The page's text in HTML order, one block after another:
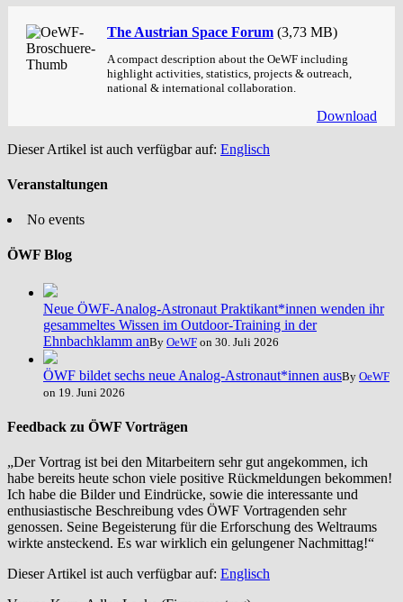
The Austrian Space Forum (3,73 MB)
A compact description about the OeWF including
highlight activities, statistics, projects & outreach,
national & international collaboration.
Download
Dieser Artikel ist auch verfügbar auf: Englisch
Veranstaltungen
No events
ÖWF Blog
Neue ÖWF-Analog-Astronaut Praktikant*innen wenden ihr
gesammeltes Wissen im Outdoor-Training in der
Ehnbachklamm anBy OeWF on 30. Juli 2026
ÖWF bildet sechs neue Analog-Astronaut*innen ausBy OeWF
on 19. Juni 2026
Feedback zu ÖWF Vorträgen
„Der Vortrag ist bei den Mitarbeitern sehr gut angekommen, ich
habe bereits heute schon viele positive Rückmeldungen bekommen!
Ich habe die Bilder und Eindrücke, sowie die interessante und
enthusiastische Beschreibung vdes ÖWF Vortragenden sehr
genossen. Seine Begeisterung für die Erforschung des Weltraums
wirkte ansteckend. Es war wirklich ein gelungener Nachmittag!“
Dieser Artikel ist auch verfügbar auf: Englisch